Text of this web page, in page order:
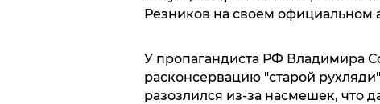
Резников на своем официальном
У пропагандиста РФ Владимира
расконсервацию "старой
разозлился из-за насмешек, что